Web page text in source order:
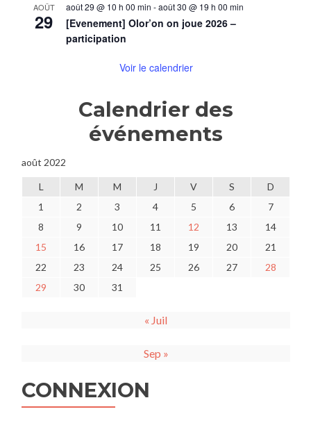
AOÛT
29
août 29 @ 10 h 00 min -août 30 @ 19 h 00 min
[Evenement] Olor’on on joue 2026 –
participation
Voir le calendrier
Calendrier des
événements
août 2022
L M M J V S
D
1
2 3 4 5 6
7
8
9 10 11 12 13
14
15
16 17 18 19 20
21
22
23 24 25 26 27
28
29
30 31
« Juil
Sep »
CONNEXION